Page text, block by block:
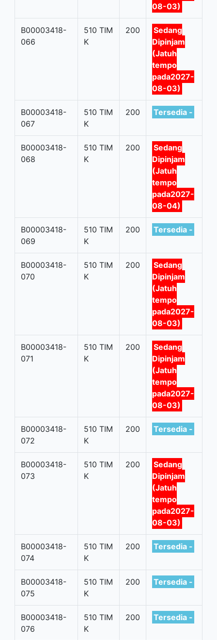
08-03)
B00003418-
066
510 TIM
K
200
Sedang
Dipinjam
(Jatuh
tempo
pada2027-
08-03)
B00003418-
067
510 TIM
K
200 Tersedia -
B00003418-
068
510 TIM
K
200
Sedang
Dipinjam
(Jatuh
tempo
pada2027-
08-04)
B00003418-
069
510 TIM
K
200 Tersedia -
B00003418-
070
510 TIM
K
200
Sedang
Dipinjam
(Jatuh
tempo
pada2027-
08-03)
B00003418-
071
510 TIM
K
200
Sedang
Dipinjam
(Jatuh
tempo
pada2027-
08-03)
B00003418-
072
510 TIM
K
200 Tersedia -
B00003418-
073
510 TIM
K
200
Sedang
Dipinjam
(Jatuh
tempo
pada2027-
08-03)
B00003418-
074
510 TIM
K
200 Tersedia -
B00003418-
075
510 TIM
K
200 Tersedia -
B00003418-
076
510 TIM
K
200 Tersedia -